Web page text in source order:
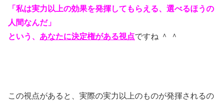
「私は実力以上の効果を発揮してもらえる、選べるほうの
人間なんだ」
という、 あなたに決定権がある視点ですね ＾ ＾
この視点があると、実際の実力以上のものが発揮されるの